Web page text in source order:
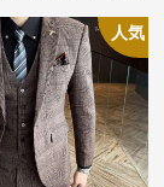
人気